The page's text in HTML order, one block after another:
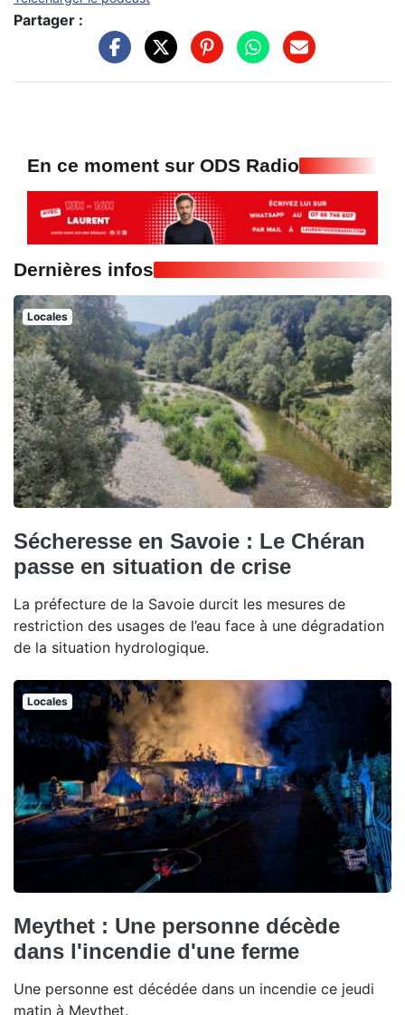
Partager :
En ce moment sur ODS Radio
Dernières infos
Locales
Sécheresse en Savoie : Le Chéran
passe en situation de crise
La préfecture de la Savoie durcit les mesures de
restriction des usages de l’eau face à une dégradation
de la situation hydrologique.
Locales
Meythet : Une personne décède
dans l'incendie d'une ferme
Une personne est décédée dans un incendie ce jeudi
matin à Meythet.